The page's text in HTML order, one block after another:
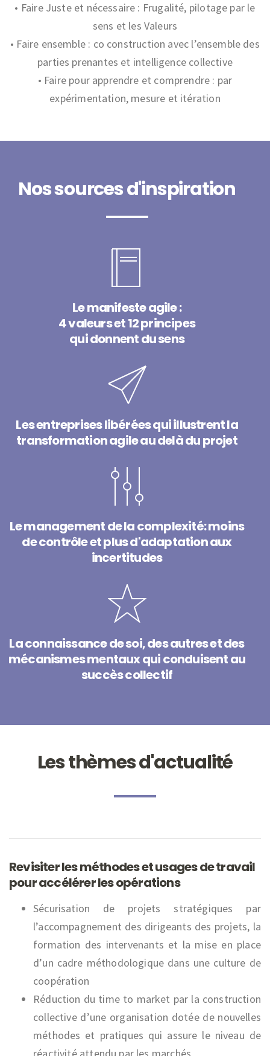
• Faire Juste et nécessaire : Frugalité, pilotage par le
sens et les Valeurs
• Faire ensemble : co construction avec l’ensemble des
parties prenantes et intelligence collective
• Faire pour apprendre et comprendre : par
expérimentation, mesure et itération
Nos sources d'inspiration
Le manifeste agile :
4 valeurs et 12 principes
qui donnent du sens
Les entreprises libérées qui illustrent la
transformation agile au delà du projet
Le management de la complexité: moins
de contrôle et plus d'adaptation aux
incertitudes
La connaissance de soi, des autres et des
mécanismes mentaux qui conduisent au
succès collectif
Les thèmes d'actualité
Revisiter les méthodes et usages de travail
pour accélérer les opérations
Sécurisation de projets stratégiques par
l’accompagnement des dirigeants des projets, la
formation des intervenants et la mise en place
d’un cadre méthodologique dans une culture de
coopération
Réduction du time to market par la construction
collective d’une organisation dotée de nouvelles
méthodes et pratiques qui assure le niveau de